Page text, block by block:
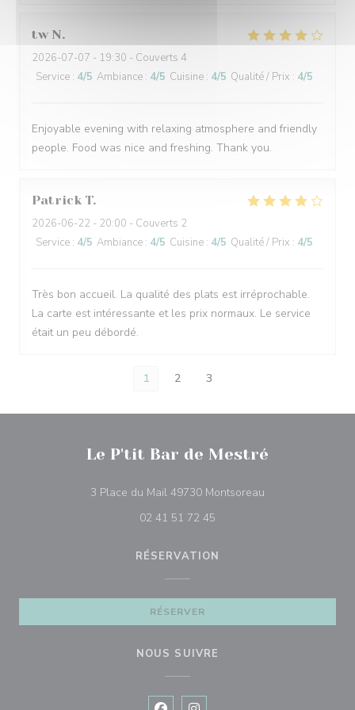
tw N
2026-07-07 - 19:30 - Couverts 4
Service : 4/5 Ambiance : 4/5 Cuisine : 4/5 Qualité / Prix : 4/5
Enjoyable evening with relaxing atmosphere and friendly
people. Food was nice and freshing. Thank you.
Patrick T
2026-06-22 - 20:00 - Couverts 2
Service : 4/5 Ambiance : 4/5 Cuisine : 4/5 Qualité / Prix : 4/5
Très bon accueil. La qualité des plats est irréprochable.
La carte est intéressante et les prix normaux. Le service
était un peu débordé.
1 2 3
Le P'tit Bar de Mestré
3 Place du Mail 49730 Montsoreau
02 41 51 72 45
RÉSERVATION
RÉSERVER
NOUS SUIVRE